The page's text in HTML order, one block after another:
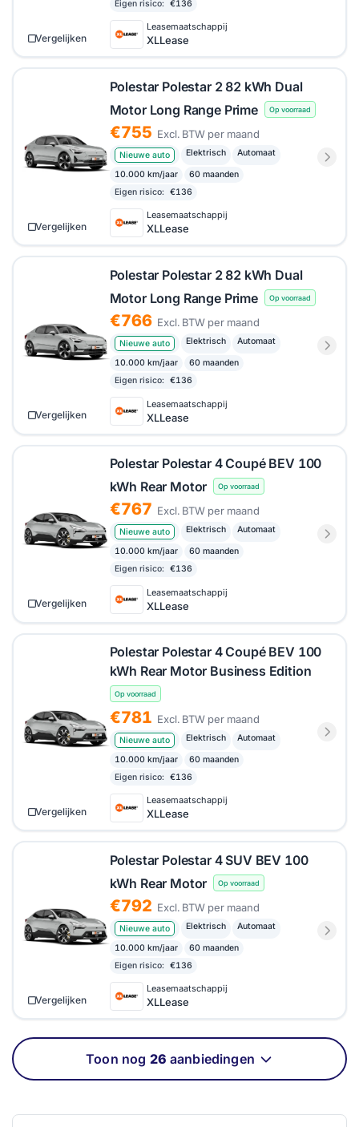
Eigen risico: €136
Leasemaatschappij
XLLease
Vergelijken
Polestar Polestar 2 82 kWh Dual
Motor Long Range Prime
Op voorraad
€755 Excl. BTW per maand
Nieuwe auto Elektrisch Automaat
10.000 km/jaar
60 maanden
Eigen risico:
€136
Leasemaatschappij
XLLease
Vergelijken
Polestar Polestar 2 82 kWh Dual
Motor Long Range Prime
Op voorraad
€766 Excl. BTW per maand
Nieuwe auto Elektrisch Automaat
10.000 km/jaar
60 maanden
Eigen risico:
€136
Leasemaatschappij
XLLease
Vergelijken
Polestar Polestar 4 Coupé BEV 100
kWh Rear Motor
Op voorraad
€767 Excl. BTW per maand
Nieuwe auto Elektrisch Automaat
10.000 km/jaar
60 maanden
Eigen risico:
€136
Leasemaatschappij
XLLease
Vergelijken
Polestar Polestar 4 Coupé BEV 100
kWh Rear Motor Business Edition
Op voorraad
€781 Excl. BTW per maand
Nieuwe auto Elektrisch Automaat
10.000 km/jaar
60 maanden
Eigen risico:
€136
Leasemaatschappij
XLLease
Vergelijken
Polestar Polestar 4 SUV BEV 100
kWh Rear Motor
Op voorraad
€792 Excl. BTW per maand
Nieuwe auto Elektrisch Automaat
10.000 km/jaar
60 maanden
Eigen risico:
€136
Leasemaatschappij
XLLease
Vergelijken
Toon nog 26 aanbiedingen